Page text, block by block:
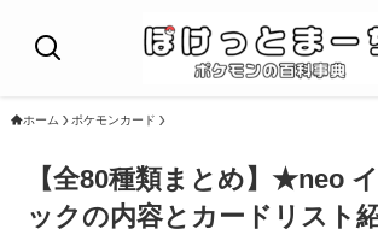
ホーム ポケモンカード
【全80種類まとめ】★neo
ックの内容とカードリスト